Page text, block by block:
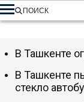
ПОИСК
В Ташкенте
В Ташкенте
стекло